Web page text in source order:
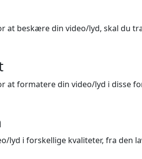
at beskære din video/lyd, skal du
at formatere din video/lyd i disse
lyd i forskellige kvaliteter, fra den